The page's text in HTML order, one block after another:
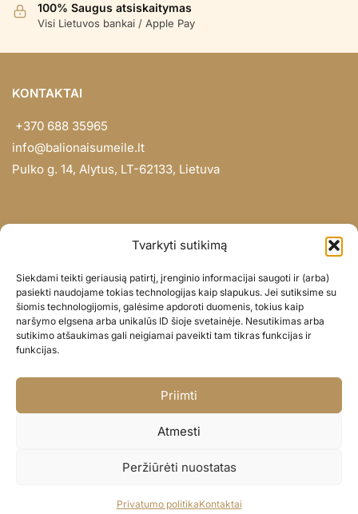
Tvarkyti sutikimą
Siekdami teikti geriausią patirtį, įrenginio informacijai saugoti ir (arba)
pasiekti naudojame tokias technologijas kaip slapukus. Jei sutiksime su
šiomis technologijomis, galėsime apdoroti duomenis, tokius kaip
naršymo elgsena arba unikalūs ID šioje svetainėje. Nesutikimas arba
sutikimo atšaukimas gali neigiamai paveikti tam tikras funkcijas ir
funkcijas.
Priimti
Atmesti
Peržiūrėti nuostatas
Privatumo politikaKontaktai
100% Saugus atsiskaitymas
Visi Lietuvos bankai / Apple Pay
KONTAKTAI
+370 688 35965
info@balionaisumeile.lt
Pulko g. 14, Alytus, LT-62133, Lietuva
Didmena
Darbų portfolio
Privatumo politika
Parduotuvės politika